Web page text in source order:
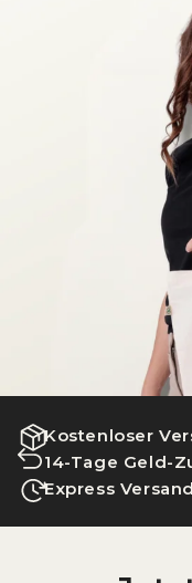
Kostenloser
14-Tage Geld-
Express